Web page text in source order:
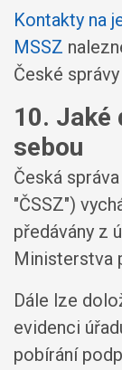
Kontakty na
MSSZ
České
10. Jaké
sebou
Česká
"ČSSZ")
předávány z
Ministerstva
Dále lze
evidenci
pobírání